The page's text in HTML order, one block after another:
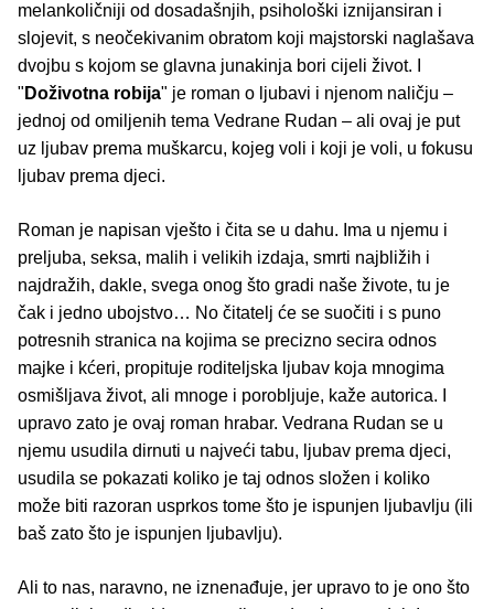
melankoličniji od dosadašnjih, psihološki iznijansiran i
slojevit, s neočekivanim obratom koji majstorski naglašava
dvojbu s kojom se glavna junakinja bori cijeli život. I
" Doživotna robija" je roman o ljubavi i njenom naličju –
jednoj od omiljenih tema Vedrane Rudan – ali ovaj je put
uz ljubav prema muškarcu, kojeg voli i koji je voli, u fokusu
ljubav prema djeci.
Roman je napisan vješto i čita se u dahu. Ima u njemu i
preljuba, seksa, malih i velikih izdaja, smrti najbližih i
najdražih, dakle, svega onog što gradi naše živote, tu je
čak i jedno ubojstvo… No čitatelj će se suočiti i s puno
potresnih stranica na kojima se precizno secira odnos
majke i kćeri, propituje roditeljska ljubav koja mnogima
osmišljava život, ali mnoge i porobljuje, kaže autorica. I
upravo zato je ovaj roman hrabar. Vedrana Rudan se u
njemu usudila dirnuti u najveći tabu, ljubav prema djeci,
usudila se pokazati koliko je taj odnos složen i koliko
može biti razoran usprkos tome što je ispunjen ljubavlju (ili
baš zato što je ispunjen ljubavlju).
Ali to nas, naravno, ne iznenađuje, jer upravo to je ono što